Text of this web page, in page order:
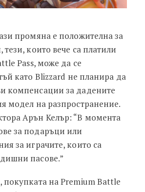
промяна е положителна за
които вече са платили
Pass, може да се
като Blizzard не планира да
компенсации за дадените
модел на разпространение.
Арън Келър: “В момента
за подаръци или
за играчите, които са
пасове.”
покупката на Premium Battle